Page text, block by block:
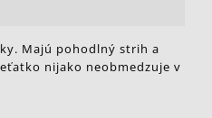
Majú pohodlný strih a
nijako neobmedzuje v